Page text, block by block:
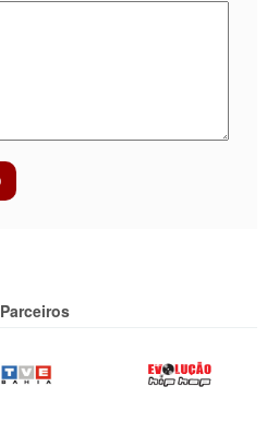
Parceiros